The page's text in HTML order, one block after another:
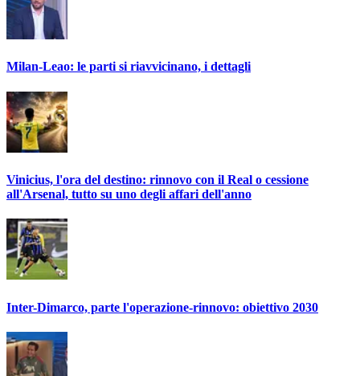
Milan-Leao: le parti si riavvicinano, i dettagli
Vinicius, l'ora del destino: rinnovo con il Real o cessione
all'Arsenal, tutto su uno degli affari dell'anno
Inter-Dimarco, parte l'operazione-rinnovo: obiettivo 2030